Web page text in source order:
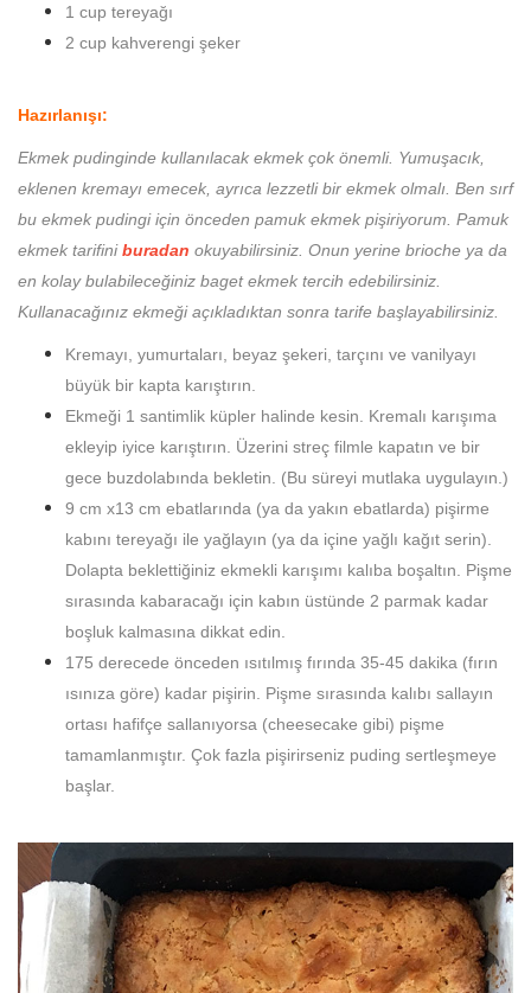
1 cup tereyağı
2 cup kahverengi şeker
Hazırlanışı:
Ekmek pudinginde kullanılacak ekmek çok önemli. Yumuşacık,
eklenen kremayı emecek, ayrıca lezzetli bir ekmek olmalı. Ben sırf
bu ekmek pudingi için önceden pamuk ekmek pişiriyorum. Pamuk
ekmek tarifiniburadan okuyabilirsiniz. Onun yerine brioche ya da
en kolay bulabileceğiniz baget ekmek tercih edebilirsiniz.
Kullanacağınız ekmeği açıkladıktan sonra tarife başlayabilirsiniz.
Kremayı, yumurtaları, beyaz şekeri, tarçını ve vanilyayı
büyük bir kapta karıştırın.
Ekmeği 1 santimlik küpler halinde kesin. Kremalı karışıma
ekleyip iyice karıştırın. Üzerini streç filmle kapatın ve bir
gece buzdolabında bekletin. (Bu süreyi mutlaka uygulayın.)
9 cm x13 cm ebatlarında (ya da yakın ebatlarda) pişirme
kabını tereyağı ile yağlayın (ya da içine yağlı kağıt serin).
Dolapta beklettiğiniz ekmekli karışımı kalıba boşaltın. Pişme
sırasında kabaracağı için kabın üstünde 2 parmak kadar
boşluk kalmasına dikkat edin.
175 derecede önceden ısıtılmış fırında 35-45 dakika (fırın
ısınıza göre) kadar pişirin. Pişme sırasında kalıbı sallayın
ortası hafifçe sallanıyorsa (cheesecake gibi) pişme
tamamlanmıştır. Çok fazla pişirirseniz puding sertleşmeye
başlar.